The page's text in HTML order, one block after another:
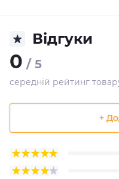
Відгуки
0 / 5
середній рейтинг
+